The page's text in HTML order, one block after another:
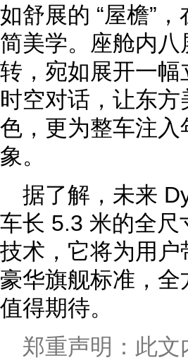
如舒展的 “屋檐”
简美学。座舱内八
转，宛如展开一
时空对话，让东
色，更为整车注
象。
据了解，未来
车长 5.3 米的全尺
技术，它将为用
豪华旗舰标准，
值得期待。
郑重声明：此